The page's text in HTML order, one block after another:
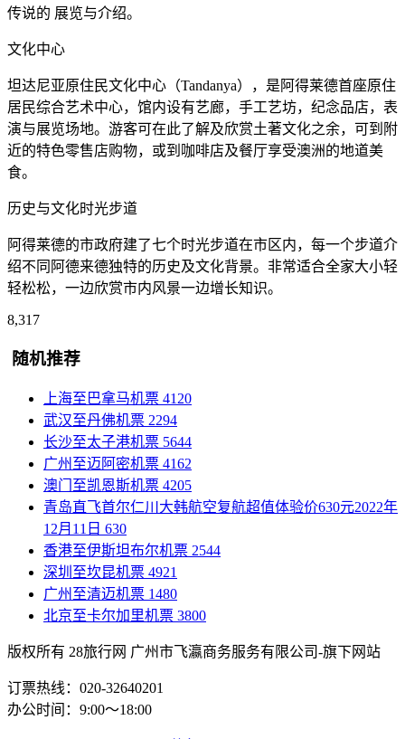
传说的 展览与介绍。
文化中心
坦达尼亚原住民文化中心（Tandanya），是阿得莱德首座原住
居民综合艺术中心，馆内设有艺廊，手工艺坊，纪念品店，表
演与展览场地。游客可在此了解及欣赏土著文化之余，可到附
近的特色零售店购物，或到咖啡店及餐厅享受澳洲的地道美
食。
历史与文化时光步道
阿得莱德的市政府建了七个时光步道在市区内，每一个步道介
绍不同阿德来德独特的历史及文化背景。非常适合全家大小轻
轻松松，一边欣赏市内风景一边增长知识。
8,317
随机推荐
上海至巴拿马机票 4120
武汉至丹佛机票 2294
长沙至太子港机票 5644
广州至迈阿密机票 4162
澳门至凯恩斯机票 4205
青岛直飞首尔仁川大韩航空复航超值体验价630元2022年
12月11日 630
香港至伊斯坦布尔机票 2544
深圳至坎昆机票 4921
广州至清迈机票 1480
北京至卡尔加里机票 3800
版权所有 28旅行网 广州市飞瀛商务服务有限公司-旗下网站
订票热线：020-32640201
办公时间：9:00～18:00